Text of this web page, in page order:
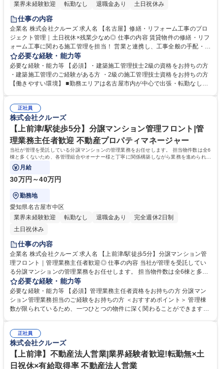
業界未経験歓迎
転勤なし 退職金あり 土日祝休み
仕事の内容
企業名 株式会社クルーズ 求人名 【名古屋】修繕・リフォーム工事のプロ
ジェクト管理｜土日祝休×残業少なめ◎ 仕事の内容 賃貸物件の修繕・リフ
ォーム工事に関わる施工管理を担当！ 営業と連携し、工事全般の手配・巡
回管理業務をお任せします◎ 【詳細】 業務内容：賃貸マンション・テナ
ントビルの修繕やリノベーション工事における施工管理 連携業務：営業か
らの依頼を受け、協力業者への見積依頼・発注業務 現場管理：工事現場を
巡回しながら管理（常駐なし）、協力業者との調整業務 ★名古屋市内中心
少なめ◎
必要な経験・能力等
必要な経験・能力等 【必須】・建築施工管理技士2級の資格をお持ちの方
・建築施工管理のご経験がある方 ・2級の施工管理技士資格をお持ちの方
【働きやすい環境】 ■勤務エリアは名古屋市内が中心で出張・転勤なし！
ライフバランスを重視した環境です。定年後も継続勤務している社員も多
く、長期的なキャリア形成が可能な職場です！ 学歴・資格 学歴：大学院
大学 高専 短大 専修学校 高校 語学力： 資格：2級管工事施工管理技士 2級
電気工事施工管理技士 2級建築施工管理技士
正社員
株式会社クルーズ
【上前津/駅徒歩5分】分譲マンション管理フロント|管
理業務主任者歓迎 不動産プロパティマネージャー
当社が管理を受託している分譲マンションの管理業務をお任せします。 担当物件数は全6
棟と多くないため、各管理組合やオーナー様と丁寧に関係構築しながら業務を進められる
環境です。
月給
30万円～40万円
勤務地
愛知県名古屋市中区
業界未経験歓迎
転勤なし 退職金あり
完全週休2日制
土日祝休み
仕事の内容
企業名 株式会社クルーズ 求人名 【上前津/駅徒歩5分】分譲マンション管
理フロント｜管理業務主任者歓迎◎ 仕事の内容 当社が管理を受託してい
る分譲マンションの管理業務をお任せします。 担当物件数は全6棟と多く
ないため、各管理組合やオーナー様と丁寧に関係構築しながら業務を進め
られる環境です。 ■管理組合運営サポート： ・理事会、総会の準備 ・運
営・議案書、決算書、予算案などの資料作成 ・会場手配、スケジュール調
整 ・総会／理事会への参加 ・議事録、資料配布・重要事項説明書の作
職種 【上前津/駅徒歩5分】分譲マンション管理フロント｜管理業務主任者
歓迎◎
必要な経験・能力等
必要な経験・能力等 【必須】管理業務主任者資格をお持ちの方 分譲マン
ション管理業務担当のご経験をお持ちの方 ＜おすすめポイント＞ 管理棟
数が限られているため、一つひとつの物件に深く関わることができます。
身のアイデアを活かせるやりがいがあります。 学歴・資格 学歴：大学院
大学 高専 短大 専修学校 高校 語学力： 資格：管理業務主任者
正社員
株式会社クルーズ
【上前津】不動産法人営業|業界経験者歓迎!転勤無×土
日祝休×有給取得率 不動産法人営業